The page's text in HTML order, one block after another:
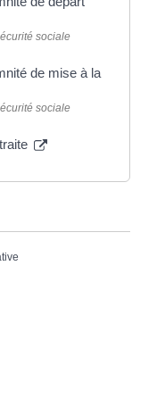
sociale
de mise à la
sociale